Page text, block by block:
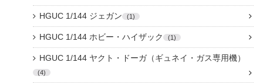
HGUC 1/144 ジェガン 1
HGUC 1/144 ホビー・ハイザック 1
HGUC 1/144 ヤクト・ドーガ（ギュネイ・ガス専用機）
4